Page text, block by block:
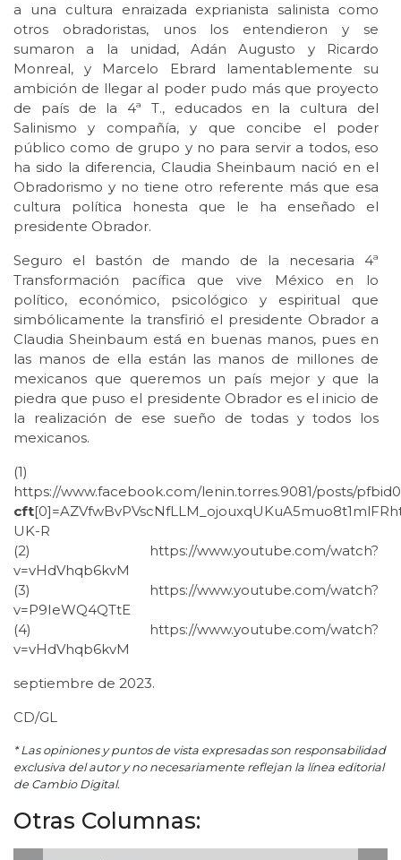
a una cultura enraizada exprianista salinista como
otros obradoristas, unos los entendieron y se
sumaron a la unidad, Adán Augusto y Ricardo
Monreal, y Marcelo Ebrard lamentablemente su
ambición de llegar al poder pudo más que proyecto
de país de la 4ª T., educados en la cultura del
Salinismo y compañía, y que concibe el poder
público como de grupo y no para servir a todos, eso
ha sido la diferencia, Claudia Sheinbaum nació en el
Obradorismo y no tiene otro referente más que esa
cultura política honesta que le ha enseñado el
presidente Obrador.
Seguro el bastón de mando de la necesaria 4ª
Transformación pacífica que vive México en lo
político, económico, psicológico y espiritual que
simbólicamente la transfirió el presidente Obrador a
Claudia Sheinbaum está en buenas manos, pues en
las manos de ella están las manos de millones de
mexicanos que queremos un país mejor y que la
piedra que puso el presidente Obrador es el inicio de
la realización de ese sueño de todas y todos los
mexicanos.
(1)
https://www.facebook.com/lenin.torres.9081/posts/
cft
UK-R
(2) https://www.youtube.com/watch?
v=vHdVhqb6kvM
(3) https://www.youtube.com/watch?
v=P9IeWQ4QTtE
(4) https://www.youtube.com/watch?
v=vHdVhqb6kvM
septiembre de 2023.
CD/GL
* Las opiniones y puntos de vista expresadas son responsabilidad
exclusiva del autor y no necesariamente reflejan la línea editorial
de Cambio Digital.
Otras Columnas: